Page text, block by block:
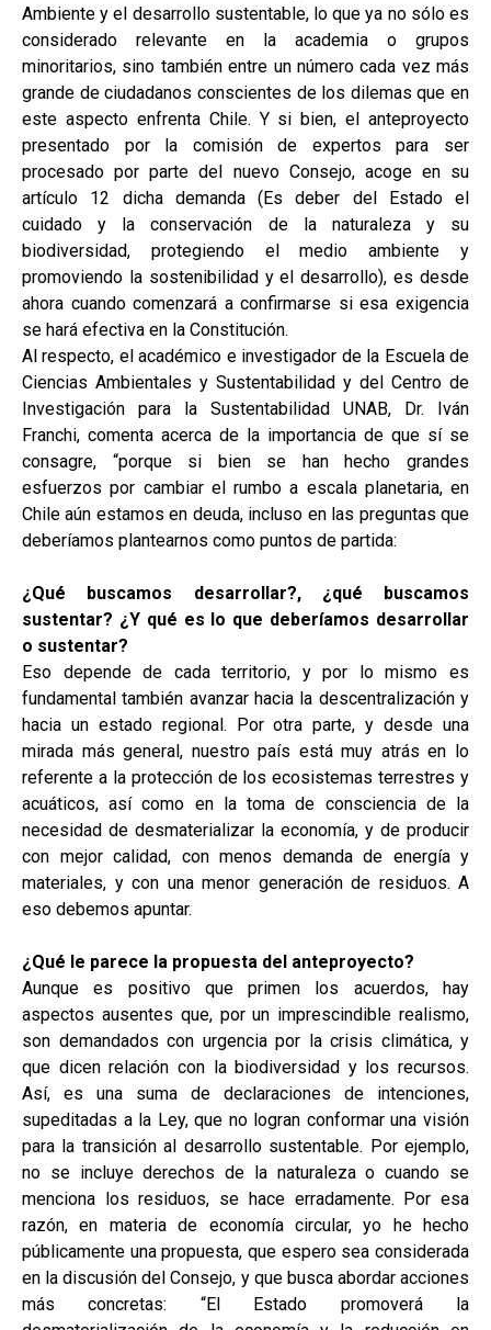
Ambiente y el desarrollo sustentable, lo que ya no sólo es
considerado relevante en la academia o grupos
minoritarios, sino también entre un número cada vez más
grande de ciudadanos conscientes de los dilemas que en
este aspecto enfrenta Chile. Y si bien, el anteproyecto
presentado por la comisión de expertos para ser
procesado por parte del nuevo Consejo, acoge en su
artículo 12 dicha demanda (Es deber del Estado el
cuidado y la conservación de la naturaleza y su
biodiversidad, protegiendo el medio ambiente y
promoviendo la sostenibilidad y el desarrollo), es desde
ahora cuando comenzará a confirmarse si esa exigencia
se hará efectiva en la Constitución.
Al respecto, el académico e investigador de la Escuela de
Ciencias Ambientales y Sustentabilidad y del Centro de
Investigación para la Sustentabilidad UNAB, Dr. Iván
Franchi, comenta acerca de la importancia de que sí se
consagre, “porque si bien se han hecho grandes
esfuerzos por cambiar el rumbo a escala planetaria, en
Chile aún estamos en deuda, incluso en las preguntas que
deberíamos plantearnos como puntos de partida:
¿Qué buscamos desarrollar?, ¿qué buscamos
sustentar? ¿Y qué es lo que deberíamos desarrollar
o sustentar?
Eso depende de cada territorio, y por lo mismo es
fundamental también avanzar hacia la descentralización y
hacia un estado regional. Por otra parte, y desde una
mirada más general, nuestro país está muy atrás en lo
referente a la protección de los ecosistemas terrestres y
acuáticos, así como en la toma de consciencia de la
necesidad de desmaterializar la economía, y de producir
con mejor calidad, con menos demanda de energía y
materiales, y con una menor generación de residuos. A
eso debemos apuntar.
¿Qué le parece la propuesta del anteproyecto?
Aunque es positivo que primen los acuerdos, hay
aspectos ausentes que, por un imprescindible realismo,
son demandados con urgencia por la crisis climática, y
que dicen relación con la biodiversidad y los recursos.
Así, es una suma de declaraciones de intenciones,
supeditadas a la Ley, que no logran conformar una visión
para la transición al desarrollo sustentable. Por ejemplo,
no se incluye derechos de la naturaleza o cuando se
menciona los residuos, se hace erradamente. Por esa
razón, en materia de economía circular, yo he hecho
públicamente una propuesta, que espero sea considerada
en la discusión del Consejo, y que busca abordar acciones
más concretas: “El Estado promoverá la